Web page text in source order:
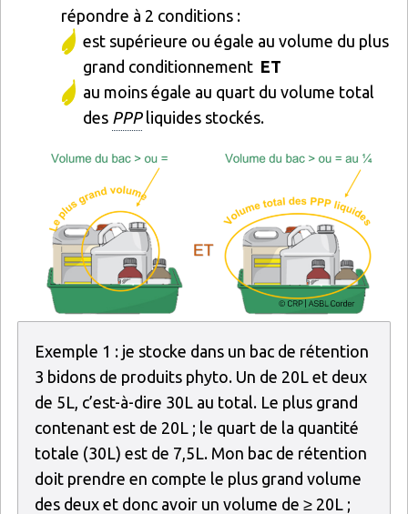
répondre à 2 conditions :
est supérieure ou égale au volume du plus
grand conditionnement ET
au moins égale au quart du volume total
des PPPliquides stockés.
Image
Exemple 1 : je stocke dans un bac de rétention
3 bidons de produits phyto. Un de 20L et deux
de 5L, c’est-à-dire 30L au total. Le plus grand
contenant est de 20L ; le quart de la quantité
totale (30L) est de 7,5L. Mon bac de rétention
doit prendre en compte le plus grand volume
des deux et donc avoir un volume de ≥ 20L ;